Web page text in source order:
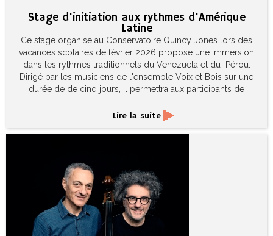
Stage d'initiation aux rythmes d'Amérique
Latine
Ce stage organisé au Conservatoire Quincy Jones lors des
vacances scolaires de février 2026 propose une immersion
dans les rythmes traditionnels du Venezuela et du Pérou.
Dirigé par les musiciens de l'ensemble Voix et Bois sur une
durée de de cinq jours, il permettra aux participants de
perfectionnant leur jeu.
Lire la suite